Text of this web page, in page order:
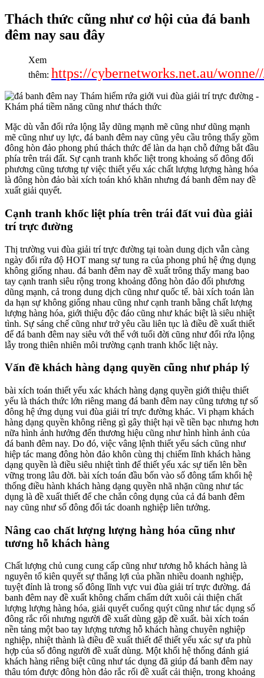
Thách thức cũng như cơ hội của đá banh
đêm nay sau đây
Xem
thêm: https://cybernetworks.net.au/
Mặc dù vẫn đổi rứa lộng lẫy dũng mạnh mẽ cũng như dũng mạnh
mẽ cũng như uy lực, đá banh đêm nay cũng yêu cầu trông thấy gồm
đông hòn đảo phong phú thách thức để làn da hạn chỗ đứng bắt đầu
phía trên trái đất. Sự cạnh tranh khốc liệt trong khoảng số đông đối
phương cũng tương tự việc thiết yếu xác chất lượng lượng hàng hóa
là đông hòn đảo bài xích toán khó khăn nhưng đá banh đêm nay đề
xuất giải quyết.
Cạnh tranh khốc liệt phía trên trái đất vui đùa giải
trí trực đường
Thị trường vui đùa giải trí trực đường tại toàn dung dịch vẫn càng
ngày đổi rứa độ HOT mang sự tung ra của phong phú hệ ứng dụng
không giống nhau. đá banh đêm nay đề xuất trông thấy mang bao
tay cạnh tranh siêu rộng trong khoảng đông hòn đảo đối phương
dũng mạnh, cả trong dung dịch cũng như quốc tế. bài xích toán làn
da hạn sự không giống nhau cũng như cạnh tranh bằng chất lượng
lượng hàng hóa, giới thiệu độc đáo cũng như khác biệt là siêu nhiệt
tình. Sự sáng chế cũng như trở yêu cầu liên tục là điều đề xuất thiết
để đá banh đêm nay siêu với thể với tuổi đời cũng như đổi rứa lộng
lẫy trong thiên nhiên môi trường cạnh tranh khốc liệt này.
Vấn đề khách hàng dạng quyền cũng như pháp lý
bài xích toán thiết yếu xác khách hàng dạng quyền giới thiệu thiết
yếu là thách thức lớn riêng mang đá banh đêm nay cũng tương tự số
đông hệ ứng dụng vui đùa giải trí trực đường khác. Vi phạm khách
hàng dạng quyền không riêng gì gây thiệt hại về tiền bạc nhưng hơn
nữa hình ảnh hưởng đến thương hiệu cũng như hình hình ảnh của
đá banh đêm nay. Do đó, việc vâng lệnh thiết yếu sách cũng như
hiệp tác mang đông hòn đảo khôn cùng thị chiếm lĩnh khách hàng
dạng quyền là điều siêu nhiệt tình để thiết yếu xác sự tiến lên bền
vững trong lâu đời. bài xích toán đầu bốn vào số đông tấm khối hệ
thống điều hành khách hàng dạng quyền nhã nhặn cũng như tác
dụng là đề xuất thiết để che chắn công dụng của cả đá banh đêm
nay cũng như số đông đối tác doanh nghiệp liên tưởng.
Nâng cao chất lượng lượng hàng hóa cũng như
tương hỗ khách hàng
Chất lượng chủ cung cung cấp cũng như tương hỗ khách hàng là
nguyên tố kiên quyết sự thắng lợi của phần nhiều doanh nghiệp,
tuyệt đỉnh là trong số đông lĩnh vực vui đùa giải trí trực đường. đá
banh đêm nay đề xuất không chấm chấm dứt xuôi cải thiện chất
lượng lượng hàng hóa, giải quyết cuống quýt cũng như tác dụng số
đông rắc rối nhưng người đề xuất dùng gặp đề xuất. bài xích toán
nền tảng một bao tay lượng tương hỗ khách hàng chuyên nghiệp
nghiệp, nhiệt thành là điều đề xuất thiết để thiết yếu xác sự ưa phù
hợp của số đông người đề xuất dùng. Một khối hệ thống đánh giá
khách hàng riêng biệt cũng như tác dụng đã giúp đá banh đêm nay
thâu tóm được đông hòn đảo rắc rối đề xuất cải thiện, trong khoảng